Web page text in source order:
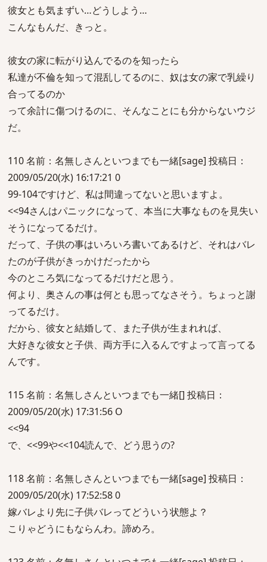
彼女とも気まずい…どうしよう…
こんなもんだ、きっと。
彼女の家に転がり込んでるのを知ったら
私達が不倫を知って混乱してるのに、奴は女の家で乳繰り
合ってるのか
って余計に傷つけるのに、そんなことにも分からないウジ
だ。
110 名前：名無しさんといつまでも一緒[sage] 投稿日：
2009/05/20(水) 16:17:21 0
99-104ですけど、私は間違ってないと思いますよ。
<<94さんはパニックになって、本当に大事なものを見失い
そうになってるだけ。
だって、子供の事はいろいろ書いてあるけど、それはバレ
たのが子供がきっかけだったから
今のところ気になってるだけだと思う。
何より、奥さんの事は何とも思ってなさそう。ちょっと謝
ってるだけ。
だから、彼女と結婚して、また子供が生まれれば、
大好きな彼女と子供、両方手に入るんですよって言ってる
んです。
115 名前：名無しさんといつまでも一緒[] 投稿日：
2009/05/20(水) 17:31:56 O
<<94
で、<<99や<<104読んで、どう思うの?
118 名前：名無しさんといつまでも一緒[sage] 投稿日：
2009/05/20(水) 17:52:58 0
嫁バレより先に子供バレってどういう状態よ？
こりゃどうにもならんわ。諦めろ。